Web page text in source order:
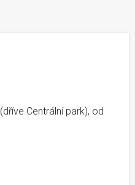
Centrální park), od